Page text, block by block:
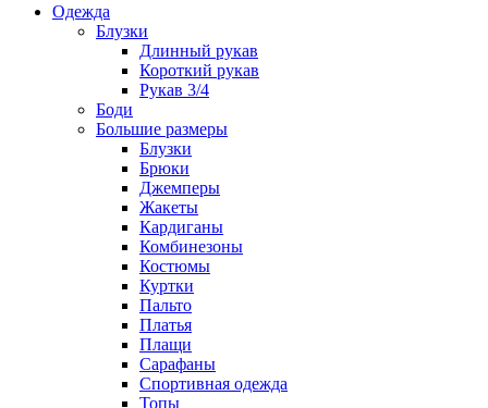
Одежда
Блузки
Длинный рукав
Короткий рукав
Рукав 3/4
Боди
Большие размеры
Блузки
Брюки
Джемперы
Жакеты
Кардиганы
Комбинезоны
Костюмы
Куртки
Пальто
Платья
Плащи
Сарафаны
Спортивная одежда
Топы